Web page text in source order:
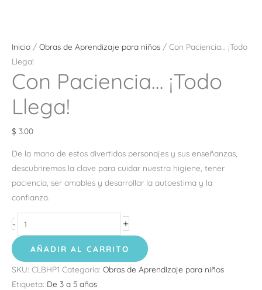
Inicio / Obras de Aprendizaje para niños / Con Paciencia… ¡Todo
Llega!
Con Paciencia… ¡Todo
Llega!
$ 3.00
De la mano de estos divertidos personajes y sus enseñanzas,
descubriremos la clave para cuidar nuestra higiene, tener
paciencia, ser amables y desarrollar la autoestima y la
confianza.
- +
AÑADIR AL CARRITO
SKU: CLBHP1 Categoría: Obras de Aprendizaje para niños
Etiqueta: De 3 a 5 años